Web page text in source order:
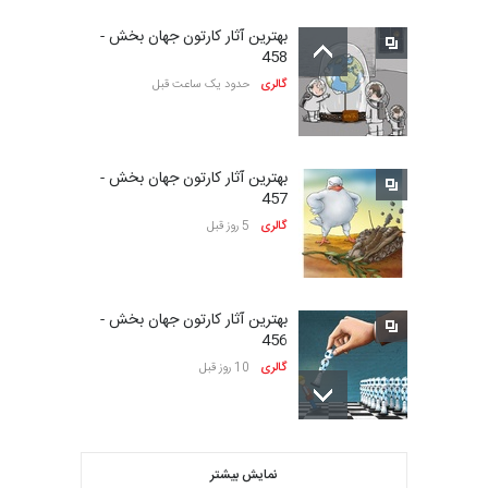
مهلت 24 روز دیگر
مهلت 24 روز دیگر
مهلت 25 روز دیگر
مهلت حدود یک ماه دیگر
بهترین آثار کارتون جهان بخش -
458
گالری حدود یک ساعت قبل
بهترین آثار کارتون جهان بخش -
457
گالری 5 روز قبل
بهترین آثار کارتون جهان بخش -
456
گالری 10 روز قبل
توشو بورکوو…
نمایش بیشتر